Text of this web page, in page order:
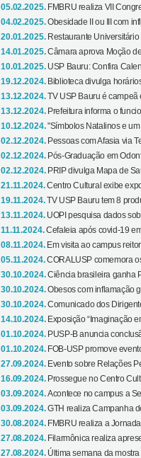
05.02.2025. FMBRU realiza VII
04.02.2025.Obesidade II ou III com
20.01.2025. Restaurante
14.01.2025.Câmara aprova Moção
10.01.2025. USP Bauru: Confira
19.12.2024. Biblioteca divulga
13.12.2024.TV USP Bauru é campeã
13.12.2024. Prefeitura informa o
10.12.2024."Símbolos Natalinos e
02.12.2024. Pessoas com Afasia via
02.12.2024. Pós-Graduação em
02.12.2024. PRIP divulga Mapa de
21.11.2024.Centro Cultural exibe
19.11.2024.TV USP Bauru tem 8
13.11.2024. UOPI pesquisa dados
11.11.2024.Cefaleia após covid-19
08.11.2024. Em visita ao campus
05.11.2024.CORALUSP comemora
30.10.2024.Ciência brasileira ganha
30.10.2024.Obesos com inflamação
30.10.2024.Comunicado dos
14.10.2024. Exposição “Imaginação
01.10.2024. PUSP-B anuncia
01.10.2024. FOB-USP promove
27.09.2024. Evento sobre Relações
16.09.2024. Prossegue no Centro
03.09.2024.Acontece no campus a
03.09.2024.GTH realiza Campanha
30.08.2024. FMBRU realiza a
27.08.2024. Filarmônica realiza
27.08.2024. Última semana da